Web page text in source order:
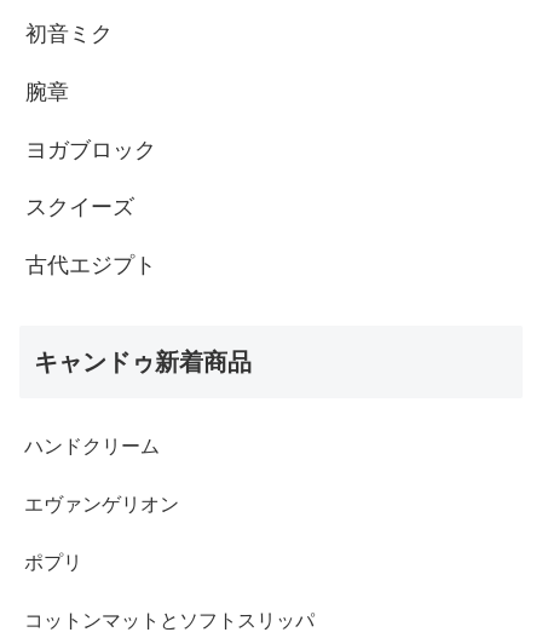
初音ミク
腕章
ヨガブロック
スクイーズ
古代エジプト
キャンドゥ新着商品
ハンドクリーム
エヴァンゲリオン
ポプリ
コットンマットとソフトスリッパ